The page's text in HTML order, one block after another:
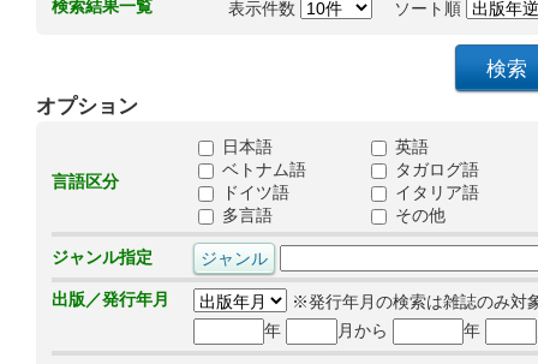
検索結果一覧 表示件数 ソート順
オプション
言語区分
日本語
英語
ベトナム語
タガログ語
ドイツ語
イタリア語
多言語
その他
ジャンル指定
出版／発行年月
※発行年月の検索は雑誌のみ対
年
月から 年